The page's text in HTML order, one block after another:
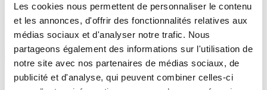
Les cookies nous permettent de personnaliser le contenu
et les annonces, d'offrir des fonctionnalités relatives aux
médias sociaux et d'analyser notre trafic. Nous
partageons également des informations sur l'utilisation de
notre site avec nos partenaires de médias sociaux, de
publicité et d'analyse, qui peuvent combiner celles-ci
Bernard Hauer
European and French Patent Attorney
Antonin Lambrecht